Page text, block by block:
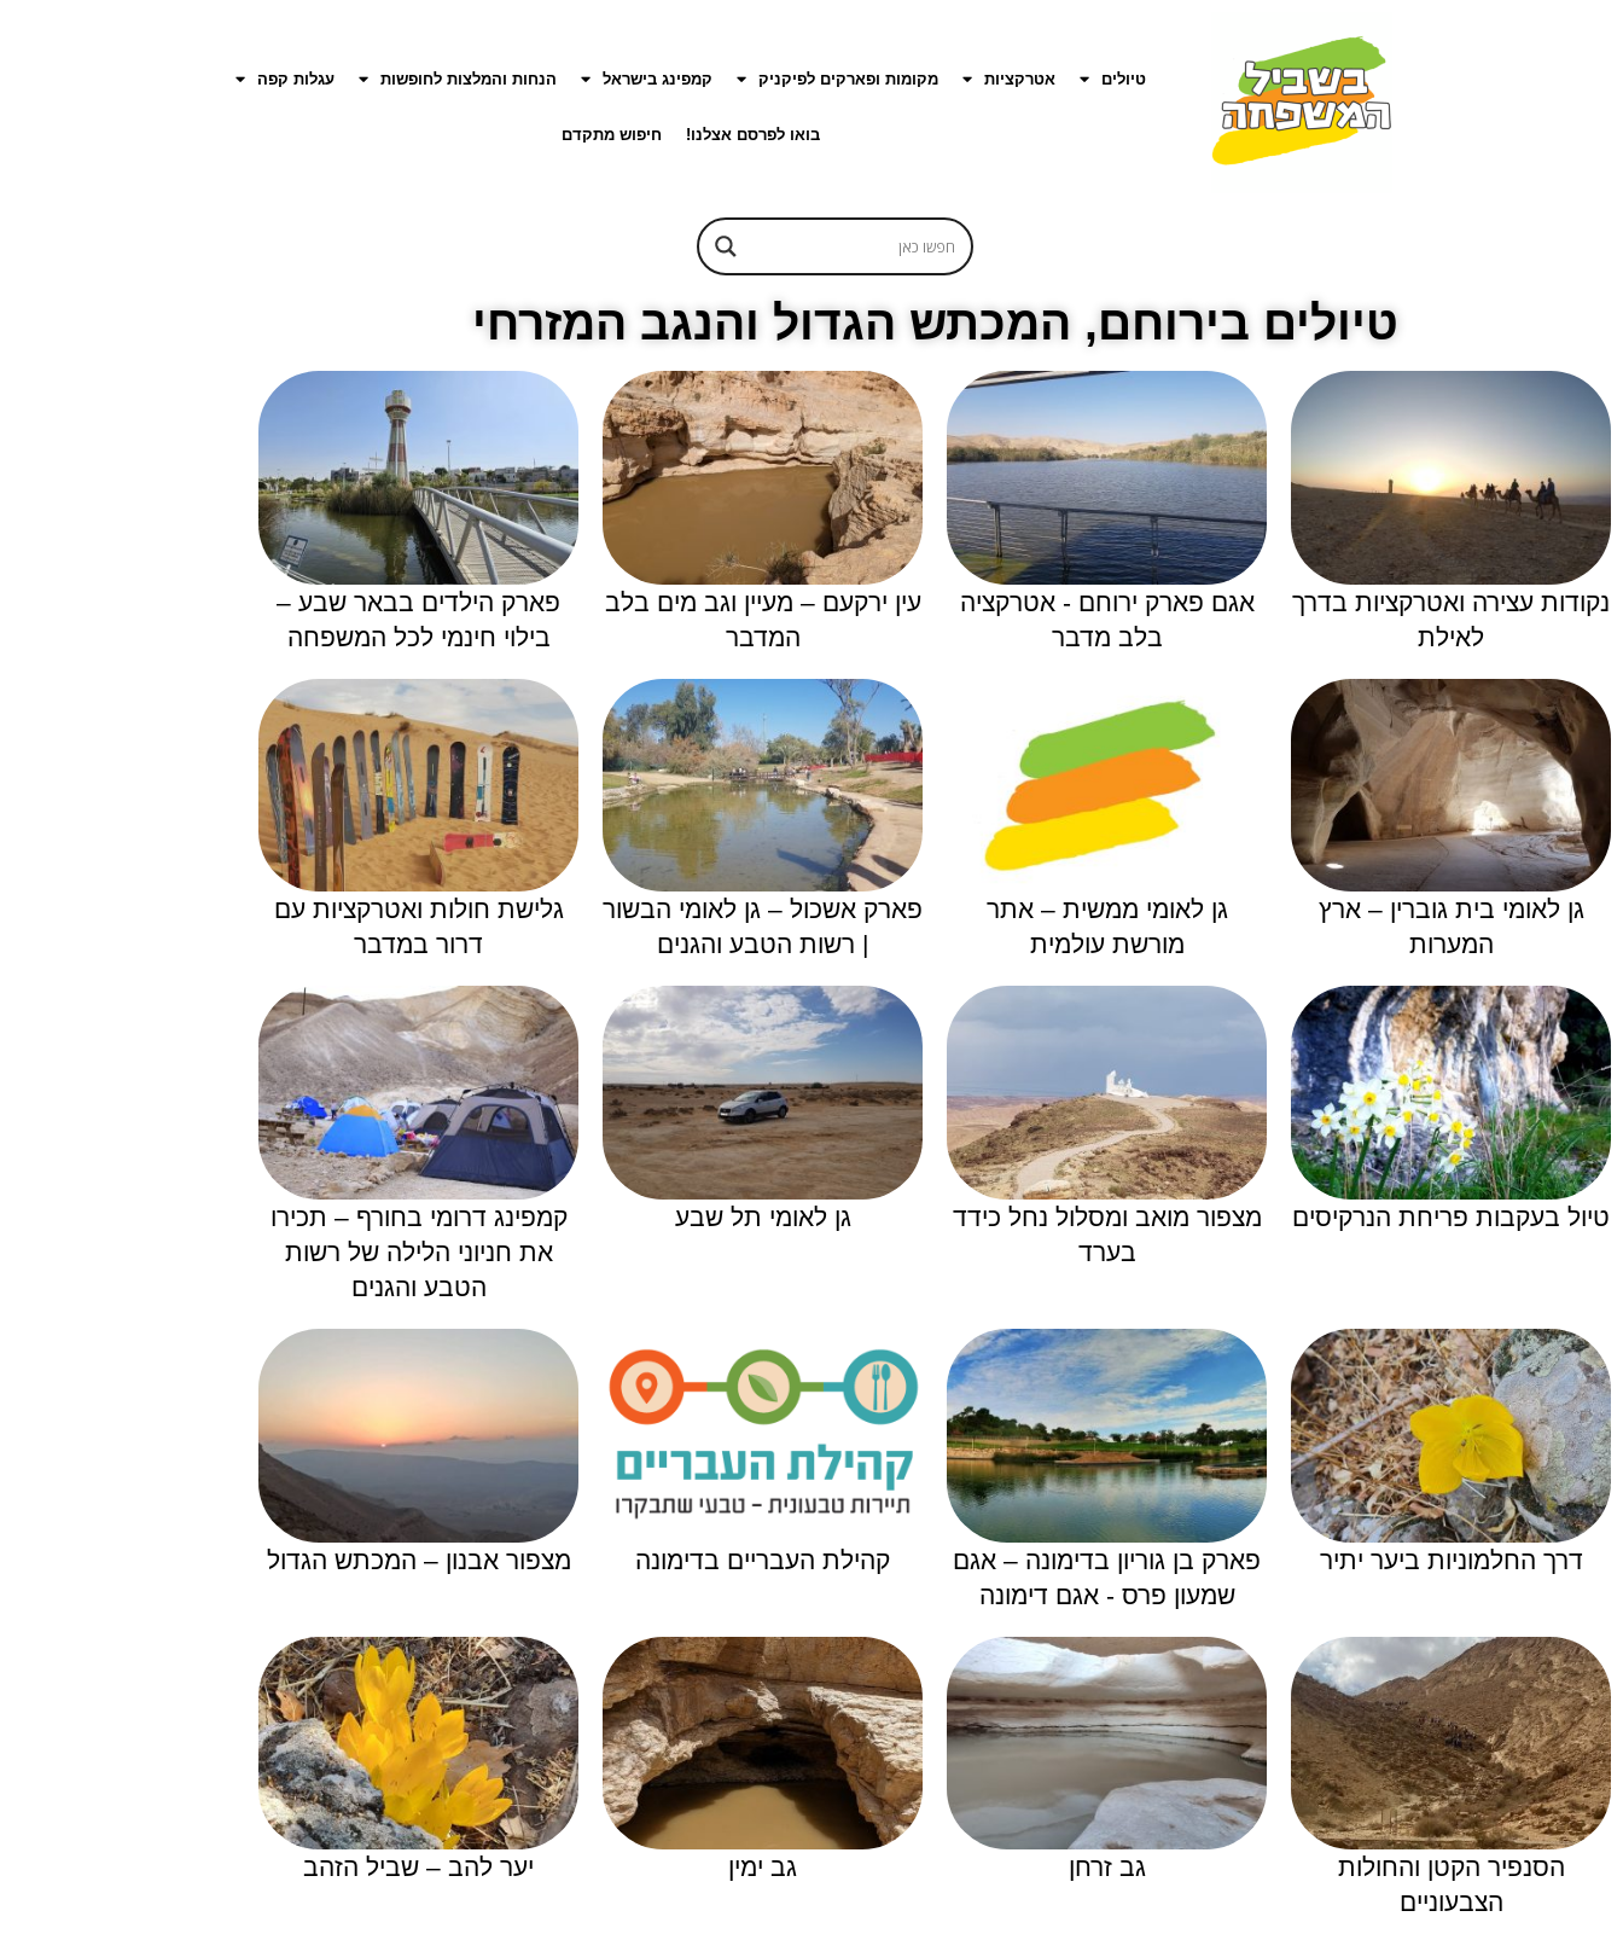
טיולים אטרקציות מקומות ופארקים לפיקניק קמפינג בישראל הנחות והמלצות לחופשות עגלות קפה
בואו לפרסם אצלנו! חיפוש מתקדם
טיולים בירוחם, המכתש הגדול והנגב המזרחי
נקודות עצירה ואטרקציות בדרך
לאילת
אגם פארק ירוחם - אטרקציה
בלב מדבר
עין ירקעם – מעיין וגב מים בלב
המדבר
פארק הילדים בבאר שבע –
בילוי חינמי לכל המשפחה
גן לאומי בית גוברין – ארץ
המערות
גן לאומי ממשית – אתר
מורשת עולמית
פארק אשכול – גן לאומי הבשור
| רשות הטבע והגנים
גלישת חולות ואטרקציות עם
דרור במדבר
טיול בעקבות פריחת הנרקיסים
מצפור מואב ומסלול נחל כידד
בערד
גן לאומי תל שבע
קמפינג דרומי בחורף – תכירו
את חניוני הלילה של רשות
הטבע והגנים
דרך החלמוניות ביער יתיר
פארק בן גוריון בדימונה – אגם
שמעון פרס - אגם דימונה
קהילת העבריים בדימונה מצפור אבנון – המכתש הגדול
הסנפיר הקטן והחולות
הצבעוניים
גב זרחן גב ימין יער להב – שביל הזהב